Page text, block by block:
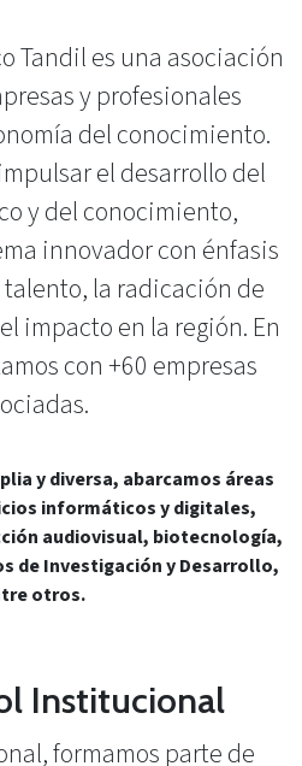
Tandil es una asociación
y profesionales
del conocimiento.
el desarrollo del
y del conocimiento,
innovador con énfasis
la radicación de
impacto en la región. En
con +60 empresas
y diversa, abarcamos áreas
informáticos y digitales,
audiovisual, biotecnología,
de Investigación y Desarrollo,
otros.
Institucional
formamos parte de